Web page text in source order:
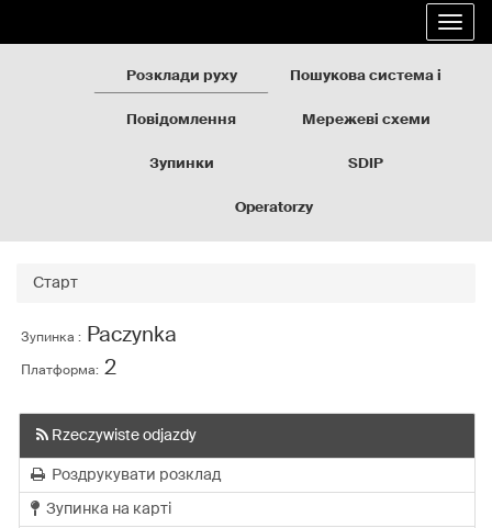
Розклади руху
Пошукова система і
Повідомлення
Мережеві схеми
Зупинки SDIP
Operatorzy
Старт
Зупинка : Paczynka
Платформа: 2
Rzeczywiste odjazdy
Роздрукувати розклад
Зупинка на карті